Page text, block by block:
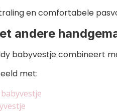
en comfortabele
andere
babyvestje combineert
met: